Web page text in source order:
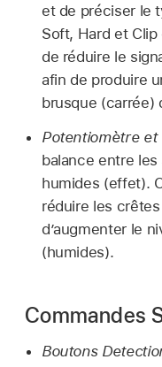
et de préciser le
Soft, Hard et
de réduire le
afin de produire
brusque (carrée)
Potentiomètre et
balance entre
humides (effet).
réduire les
d’augmenter le
(humides).
Commandes
Boutons